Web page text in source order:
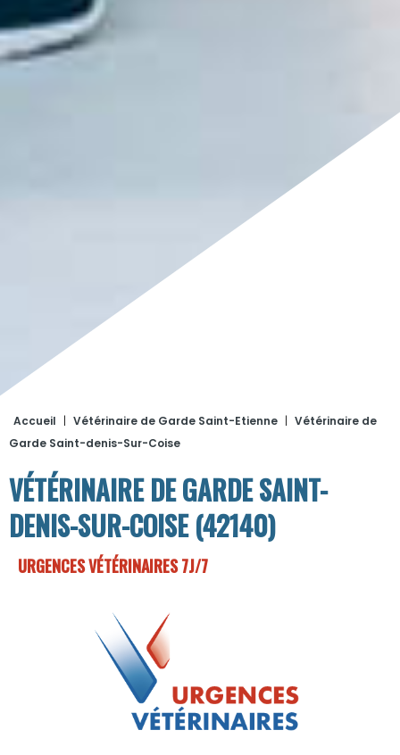
Accueil | Vétérinaire de Garde Saint-Etienne | Vétérinaire de
Garde Saint-denis-Sur-Coise
VÉTÉRINAIRE DE GARDE SAINT-
DENIS-SUR-COISE (42140)
URGENCES VÉTÉRINAIRES 7J/7